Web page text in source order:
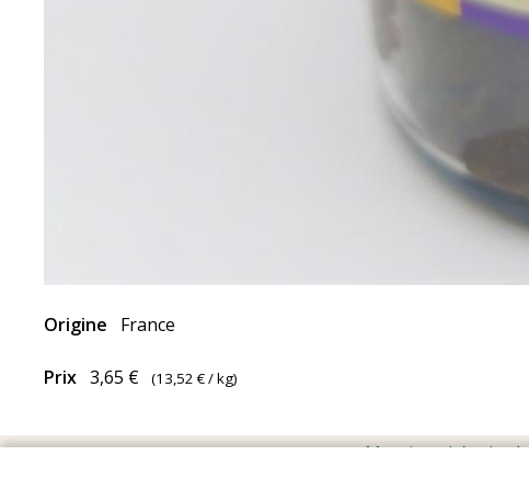
Origine France
Prix 3,65 € (13,52 €/ kg)
Mentions LégalesI